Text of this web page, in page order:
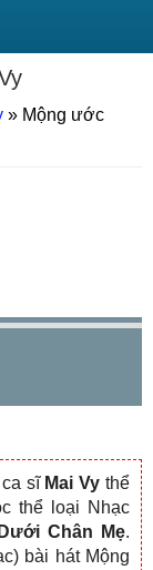
» Mộng ước
sĩ Mai Vy thể
thể loại Nhạc
Chân Mẹ.
bài hát Mộng